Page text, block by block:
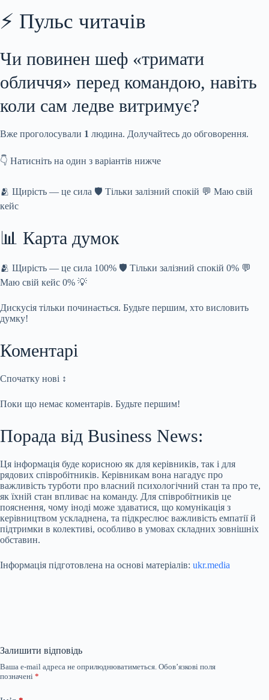
⚡ Пульс читачів
Чи повинен шеф «тримати
обличчя» перед командою, навіть
коли сам ледве витримує?
Вже проголосували 1 людина. Долучайтесь до обговорення.
👇 Натисніть на один з варіантів нижче
🫂 Щирість — це сила 🛡️ Тільки залізний спокій 💬 Маю свій
кейс
📊 Карта думок
🫂 Щирість — це сила 100% 🛡️ Тільки залізний спокій 0% 💬
Маю свій кейс 0% 💡
Дискусія тільки починається. Будьте першим, хто висловить
думку!
Коментарі
Спочатку нові ↕
Поки що немає коментарів. Будьте першим!
Порада від Business News:
Ця інформація буде корисною як для керівників, так і для
рядових співробітників. Керівникам вона нагадує про
важливість турботи про власний психологічний стан та про те,
як їхній стан впливає на команду. Для співробітників це
пояснення, чому іноді може здаватися, що комунікація з
керівництвом ускладнена, та підкреслює важливість емпатії й
підтримки в колективі, особливо в умовах складних зовнішніх
обставин.
Інформація підготовлена на основі матеріалів: ukr.media
Залишити відповідь
Ваша e-mail адреса не оприлюднюватиметься. Обов’язкові поля
позначені *